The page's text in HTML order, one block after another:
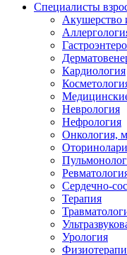
Специалисты
Акушерство
Кардиология
Неврология
Нефрология
Онкология,
Сердечно-
Терапия
Урология